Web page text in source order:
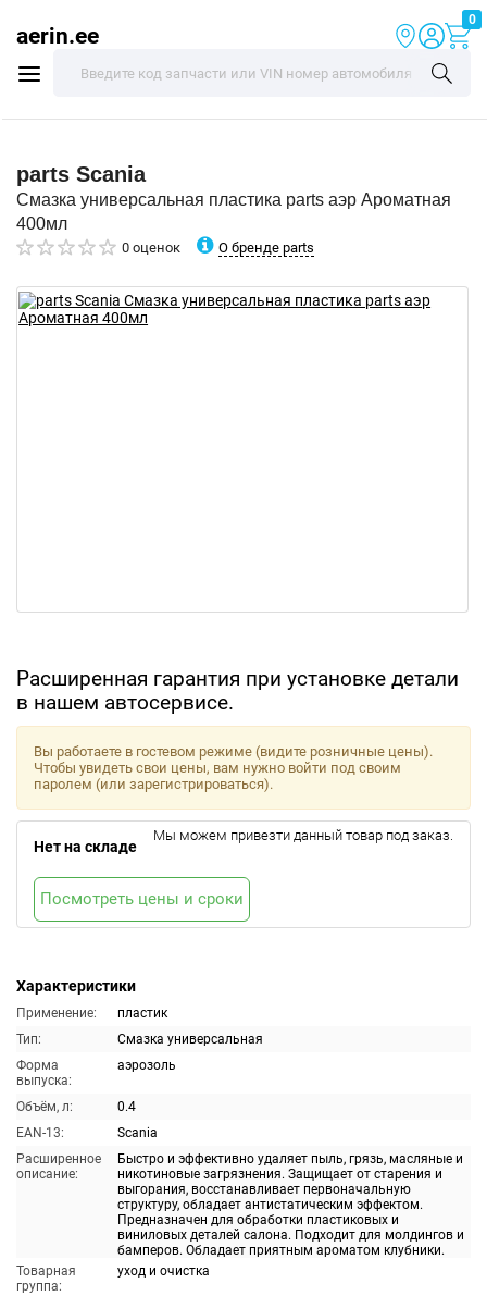
aerin.ee
0
parts Scania
Смазка универсальная пластика parts аэр Ароматная
400мл
0 оценок О бренде parts
Расширенная гарантия при установке детали
в нашем автосервисе.
Характеристики
Применение:
пластик
Тип:
Смазка универсальная
Форма
выпуска:
аэрозоль
Объём, л:
0.4
EAN-13:
Scania
Расширенное
описание:
Быстро и эффективно удаляет пыль, грязь, масляные и
никотиновые загрязнения. Защищает от старения и
выгорания, восстанавливает первоначальную
структуру, обладает антистатическим эффектом.
Предназначен для обработки пластиковых и
виниловых деталей салона. Подходит для молдингов и
бамперов. Обладает приятным ароматом клубники.
Товарная
группа:
уход и очистка
Вы работаете в гостевом режиме (видите розничные цены).
Чтобы увидеть свои цены, вам нужно войти под своим
паролем (или зарегистрироваться).
Нет на складе
Мы можем привезти данный товар под заказ.
Посмотреть цены и сроки